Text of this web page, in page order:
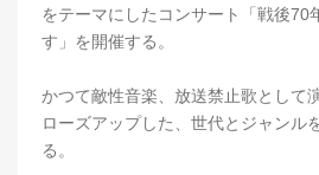
をテーマにしたコンサート「戦後
す」を開催する。
かつて敵性音楽、放送禁止歌として
ローズアップした、世代とジャンル
る。